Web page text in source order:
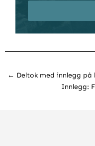
← Deltok med innlegg på
Innlegg: